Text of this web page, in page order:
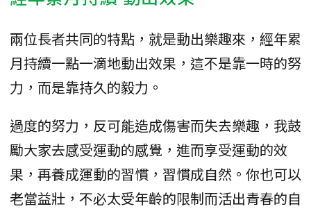
兩位長者共同的特點，就是動出樂趣來，經年累
月持續一點一滴地動出效果，這不是靠一時的努
力，而是靠持久的毅力。
過度的努力，反可能造成傷害而失去樂趣，我鼓
勵大家去感受運動的感覺，進而享受運動的效
果，再養成運動的習慣，習慣成自然。你也可以
老當益壯，不必太受年齡的限制而活出青春的自